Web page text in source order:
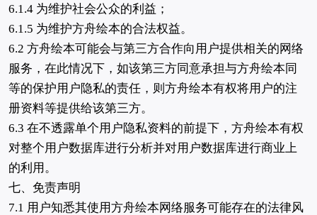
6.1.4 为维护社会公众的利益；
6.1.5 为维护方舟绘本的合法权益。
6.2 方舟绘本可能会与第三方合作向用户提供相关的网络
服务，在此情况下，如该第三方同意承担与方舟绘本同
等的保护用户隐私的责任，则方舟绘本有权将用户的注
册资料等提供给该第三方。
6.3 在不透露单个用户隐私资料的前提下，方舟绘本有权
对整个用户数据库进行分析并对用户数据库进行商业上
的利用。
七、免责声明
7.1 用户知悉其使用方舟绘本网络服务可能存在的法律风